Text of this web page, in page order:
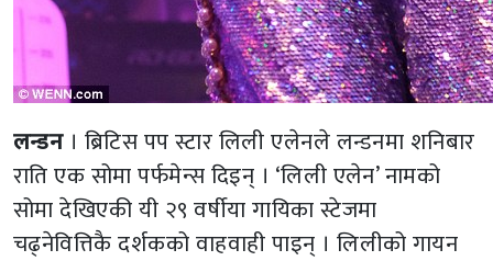
लन्डन। ब्रिटिस पप स्टार लिली एलेनले लन्डनमा शनिबार
राति एक सोमा पर्फमेन्स दिइन् । ‘लिली एलेन’ नामको
सोमा देखिएकी यी २९ वर्षीया गायिका स्टेजमा
चढ्नेवित्तिकै दर्शकको वाहवाही पाइन् । लिलीको गायन